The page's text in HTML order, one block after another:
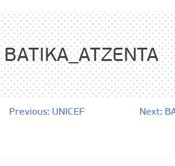
BATIKA_ATZENTA
Πλοήγηση
Previous: UNICEF Next: